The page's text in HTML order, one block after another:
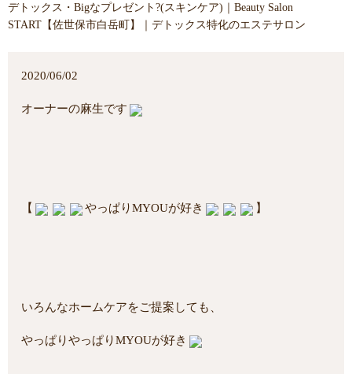
デトックス・Bigなプレゼント?(スキンケア)｜Beauty Salon
START【佐世保市白岳町】｜デトックス特化のエステサロン
2020/06/02
オーナーの麻生です
【 やっぱりMYOUが好き 】
いろんなホームケアをご提案しても、
やっぱりやっぱりMYOUが好き